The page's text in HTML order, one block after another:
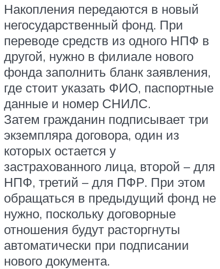
Накопления передаются в новый
негосударственный фонд. При
переводе средств из одного НПФ в
другой, нужно в филиале нового
фонда заполнить бланк заявления,
где стоит указать ФИО, паспортные
данные и номер СНИЛС.
Затем гражданин подписывает три
экземпляра договора, один из
которых остается у
застрахованного лица, второй – для
НПФ, третий – для ПФР. При этом
обращаться в предыдущий фонд не
нужно, поскольку договорные
отношения будут расторгнуты
автоматически при подписании
нового документа.